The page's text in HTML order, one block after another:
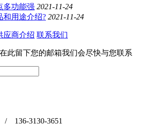
多功能强 2021-11-24
和用途介绍? 2021-11-24
应商介绍 联系我们
此留下您的邮箱我们会尽快与您联系
/ 136-3130-3651